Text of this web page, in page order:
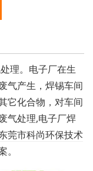
理。电子厂在生
气产生，焊锡车间
它化合物，对车间
气处理,电子厂焊
莞市科尚环保技术
。